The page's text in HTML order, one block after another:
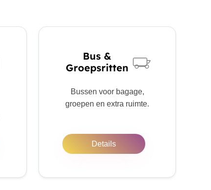
Bus &
Groepsritten
Bussen voor bagage,
groepen en extra ruimte.
Details